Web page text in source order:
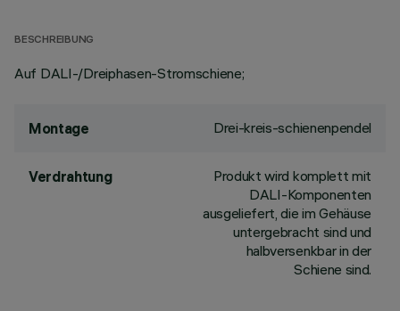
BESCHREIBUNG
Auf DALI-/Dreiphasen-Stromschiene;
Montage Drei-kreis-schienenpendel
Verdrahtung
Produkt wird komplett mit
DALI-Komponenten
ausgeliefert, die im Gehäuse
untergebracht sind und
halbversenkbar in der
Schiene sind.